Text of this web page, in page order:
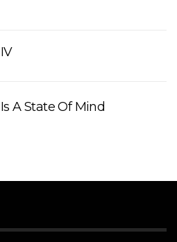
A State Of Mind